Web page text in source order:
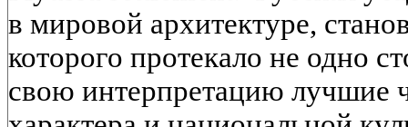
в мировой архитектуре,
которого протекало не одно
свою интерпретацию лучшие